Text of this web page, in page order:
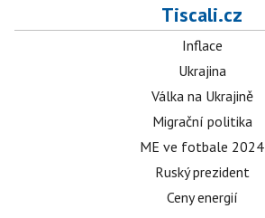
Tiscali.cz
Inflace
Ukrajina
Válka na Ukrajině
Migrační politika
ME ve fotbale 2024
Ruský prezident
Ceny energií